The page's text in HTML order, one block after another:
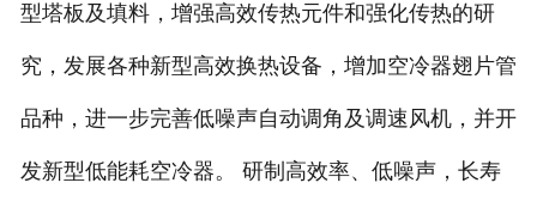
型塔板及填料，增强高效传热元件和强化传热的研
究，发展各种新型高效换热设备，增加空冷器翅片管
品种，进一步完善低噪声自动调角及调速风机，并开
发新型低能耗空冷器。 研制高效率、低噪声，长寿